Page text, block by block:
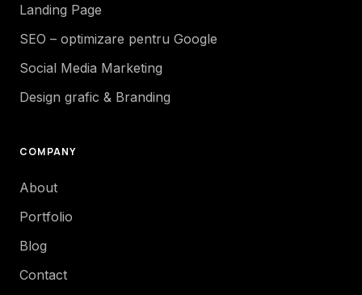
Landing Page
SEO – optimizare pentru Google
Social Media Marketing
Design grafic & Branding
COMPANY
About
Portfolio
Blog
Contact